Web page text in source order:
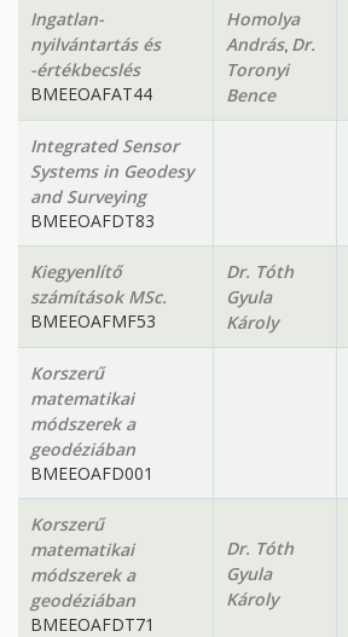
Ingatlan-
nyilvántartás és
-értékbecslés
BMEEOAFAT44
Homolya
András, Dr.
Toronyi
Bence
Integrated Sensor
Systems in Geodesy
and Surveying
BMEEOAFDT83
Kiegyenlítő
számítások MSc.
BMEEOAFMF53
Dr. Tóth
Gyula
Károly
Korszerű
matematikai
módszerek a
geodéziában
BMEEOAFD001
Korszerű
matematikai
módszerek a
geodéziában
BMEEOAFDT71
Dr. Tóth
Gyula
Károly